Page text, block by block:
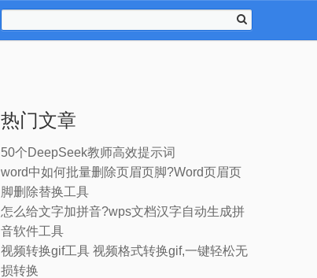
热门文章
50个DeepSeek教师高效提示词
word中如何批量删除页眉页脚?Word页眉页
脚删除替换工具
怎么给文字加拼音?wps文档汉字自动生成拼
音软件工具
视频转换gif工具 视频格式转换gif,一键轻松无
损转换